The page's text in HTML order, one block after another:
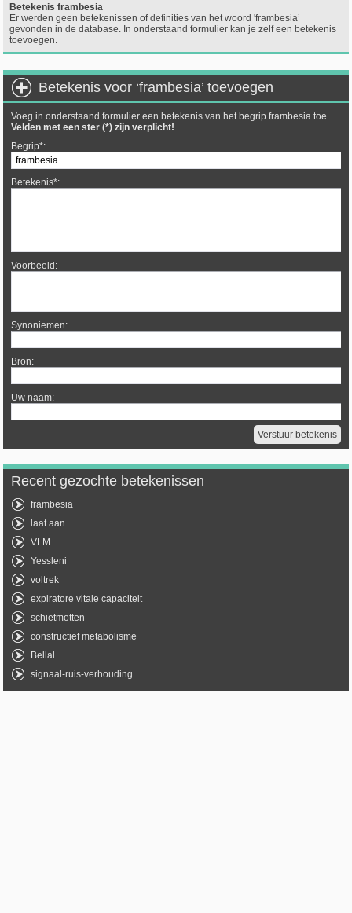
Betekenis frambesia
Er werden geen betekenissen of definities van het woord 'frambesia’
gevonden in de database. In onderstaand formulier kan je zelf een betekenis
toevoegen.
Betekenis voor ‘frambesia’ toevoegen
Voeg in onderstaand formulier een betekenis van het begrip frambesia toe.
Velden met een ster (*) zijn verplicht!
Begrip*:
Betekenis*:
Voorbeeld:
Synoniemen:
Bron:
Uw naam:
Recent gezochte betekenissen
frambesia
laat aan
VLM
Yessleni
voltrek
expiratore vitale capaciteit
schietmotten
constructief metabolisme
Bellal
signaal-ruis-verhouding